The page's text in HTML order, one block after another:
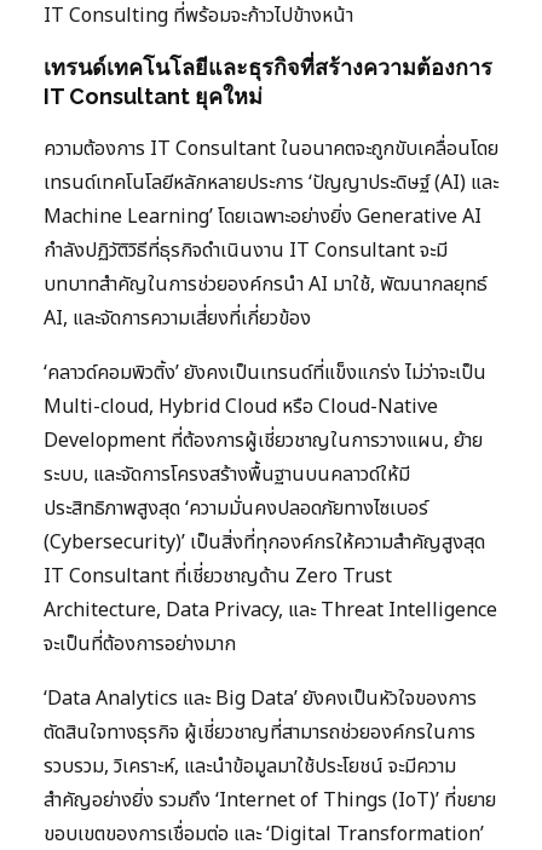
IT Consulting ที่พร้อมจะก้าวไปข้างหน้า
เทรนด์เทคโนโลยีและธุรกิจที่สร้างความต้องการ
IT Consultant ยุคใหม่
ความต้องการ IT Consultant ในอนาคตจะถูกขับเคลื่อนโดย
เทรนด์เทคโนโลยีหลักหลายประการ ‘ปัญญาประดิษฐ์ (AI) และ
Machine Learning’ โดยเฉพาะอย่างยิ่ง Generative AI
กำลังปฏิวัติวิธีที่ธุรกิจดำเนินงาน IT Consultant จะมี
บทบาทสำคัญในการช่วยองค์กรนำ AI มาใช้, พัฒนากลยุทธ์
AI, และจัดการความเสี่ยงที่เกี่ยวข้อง
‘คลาวด์คอมพิวติ้ง’ ยังคงเป็นเทรนด์ที่แข็งแกร่ง ไม่ว่าจะเป็น
Multi-cloud, Hybrid Cloud หรือ Cloud-Native
Development ที่ต้องการผู้เชี่ยวชาญในการวางแผน, ย้าย
ระบบ, และจัดการโครงสร้างพื้นฐานบนคลาวด์ให้มี
ประสิทธิภาพสูงสุด ‘ความมั่นคงปลอดภัยทางไซเบอร์
(Cybersecurity)’ เป็นสิ่งที่ทุกองค์กรให้ความสำคัญสูงสุด
IT Consultant ที่เชี่ยวชาญด้าน Zero Trust
Architecture, Data Privacy, และ Threat Intelligence
จะเป็นที่ต้องการอย่างมาก
‘Data Analytics และ Big Data’ ยังคงเป็นหัวใจของการ
ตัดสินใจทางธุรกิจ ผู้เชี่ยวชาญที่สามารถช่วยองค์กรในการ
รวบรวม, วิเคราะห์, และนำข้อมูลมาใช้ประโยชน์ จะมีความ
สำคัญอย่างยิ่ง รวมถึง ‘Internet of Things (IoT)’ ที่ขยาย
ขอบเขตของการเชื่อมต่อ และ ‘Digital Transformation’